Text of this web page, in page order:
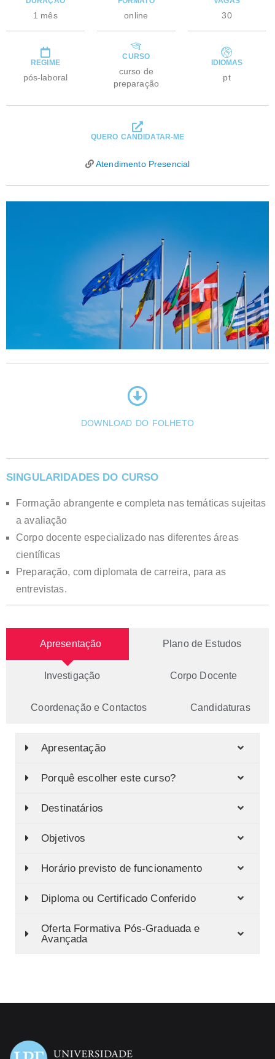
1 mês online 30
REGIME
pós-laboral
CURSO
curso de
preparação
IDIOMAS
pt
QUERO CANDIDATAR-ME
Atendimento Presencial
DOWNLOAD DO FOLHETO
SINGULARIDADES DO CURSO
Formação abrangente e completa nas temáticas sujeitas
a avaliação
Corpo docente especializado nas diferentes áreas
científicas
Preparação, com diplomata de carreira, para as
entrevistas.
Apresentação Plano de Estudos
Investigação Corpo Docente
Coordenação e Contactos Candidaturas
Apresentação
Porquê escolher este curso?
Destinatários
Objetivos
Horário previsto de funcionamento
Diploma ou Certificado Conferido
Oferta Formativa Pós-Graduada e
Avançada